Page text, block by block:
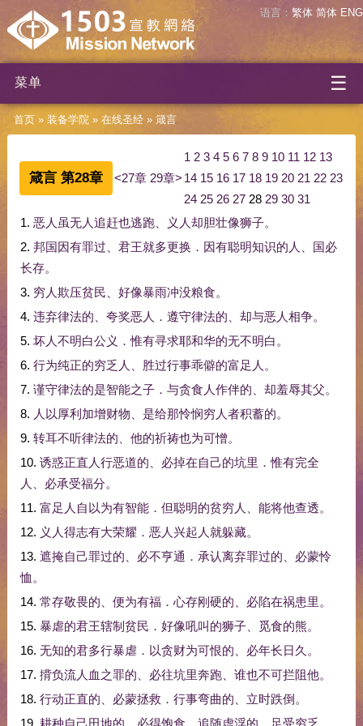
语言： 繁体 简体 ENG
菜单 ☰
首页» 装备学院 » 在线圣经» 箴言
箴言 第28章 <27章 29章>
1 2 3 4 5 6 7 8 9 10 11 12 13
14 15 16 17 18 19 20 21 22 23
24 25 26 27 28 29 30 31
1. 恶人 虽无人追赶也逃跑、 义人却胆壮像狮子。
2. 邦国因有罪过 君王就多更换 ． 因有聪明知识的 人 国必
长存。
3. 穷人欺压贫民 好像暴雨冲没粮食。
4. 违弃律法的 夸奖恶人 ． 遵守律法的 却与恶人相争。
5. 坏人不明白公义 ．惟有寻求耶和华的无不明白 。
6. 行为纯正的穷乏 人 胜过行事乖僻的富足 人 。
7. 谨守律法的是智能之子． 与贪食 人作伴的 却羞辱其父。
8. 人 以 厚利 加增财物 是给那怜悯穷人者积蓄的。
9. 转耳不听律法的 他的祈祷也为可憎。
10. 诱惑正直 人行恶道的 必掉在自己的坑里 ．惟有完全
人
必承受福分。
11. 富足 人 自 以为有智能． 但聪明的贫穷人 能将他查透。
12. 义人得志有大荣耀 ． 恶人 兴起 人就躲藏。
13. 遮掩自己罪过的 必不亨通 ． 承认离弃罪过的 必蒙怜
恤 。
14. 常存敬畏的 便为有福 ． 心存刚硬的 必陷在祸患里 。
15. 暴虐的君王辖制 贫民 ． 好像吼叫 的狮子、 觅食的熊。
16. 无知的君多行暴虐． 以贪财为可恨的 必年长日久 。
17. 揹负流人血 之罪的 必往坑里奔跑、 谁也不可拦阻他。
18. 行动正直的 必蒙拯救 ． 行事弯曲的 立时跌倒。
19. 耕种自己田地的 必得饱食 追随虚浮的 足受穷乏